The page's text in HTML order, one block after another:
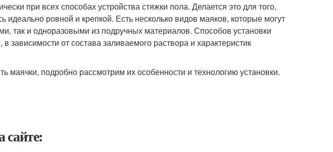
при всех способах устройства стяжки пола. Делается это для того,
идеально ровной и крепкой. Есть несколько видов маяков, которые могут
так и одноразовыми из подручных материалов. Способов установки
зависимости от состава заливаемого раствора и характеристик
маячки, подробно рассмотрим их особенности и технологию установки.
сайте: